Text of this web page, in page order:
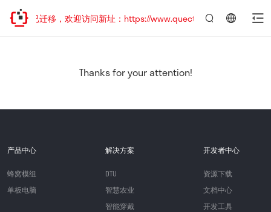
站地址已迁移，欢迎访问新址：https://www.quectel.com.cn
Thanks for your attention!
产品中心
蜂窝模组
单板电脑
解决方案
DTU
智慧农业
智能穿戴
开发者中心
资源下载
文档中心
开发工具